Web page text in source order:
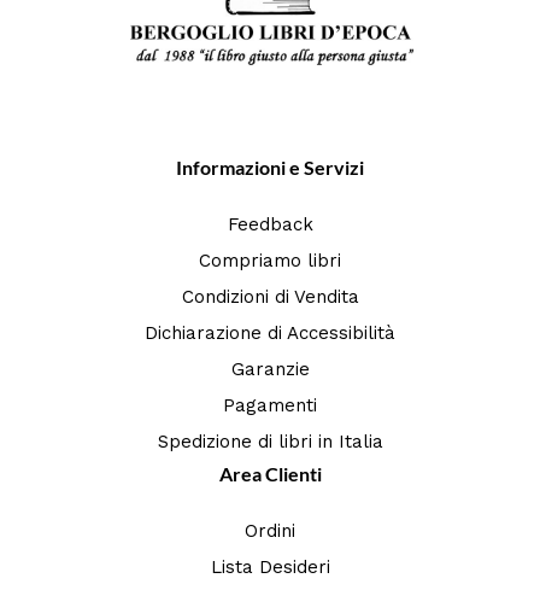
Informazioni e Servizi
Feedback
Compriamo libri
Condizioni di Vendita
Dichiarazione di Accessibilità
Garanzie
Pagamenti
Spedizione di libri in Italia
Area Clienti
Ordini
Lista Desideri